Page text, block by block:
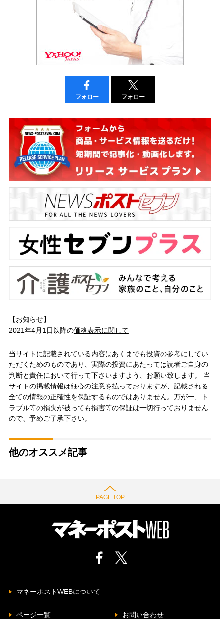
フォロー フォロー
【お知らせ】
2021年4月1日以降の価格表示に関して
当サイトに記載されている内容はあくまでも投資の参考にしてい
ただくためのものであり、実際の投資にあたっては読者ご自身の
判断と責任において行って下さいますよう、お願い致します。 当
サイトの掲載情報は細心の注意を払っておりますが、記載される
全ての情報の正確性を保証するものではありません。万が一、ト
ラブル等の損失が被っても損害等の保証は一切行っておりません
ので、予めご了承下さい。
他のオススメ記事
PAGE TOP
マネーポストWEBについて
ページ一覧 お問い合わせ